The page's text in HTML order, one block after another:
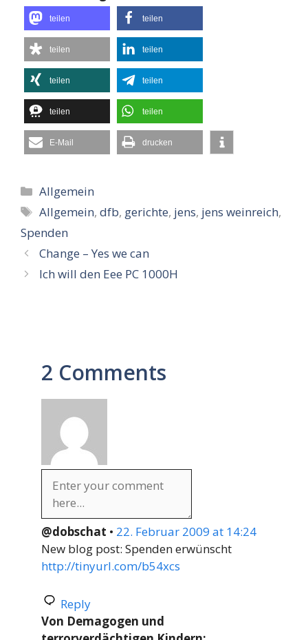
teilen teilen
teilen teilen
teilen teilen
teilen teilen
E-Mail drucken
Kategorien
Allgemein
Schlagwörter
Allgemein,dfb, gerichte, jens, jens weinreich,
Spenden
Change – Yes we can
Ich will den Eee PC 1000H
2 Comments
@dobschat • 22. Februar 2009 at 14:24
New blog post: Spenden erwünscht
http://tinyurl.com/b54xcs
Reply
Von Demagogen und